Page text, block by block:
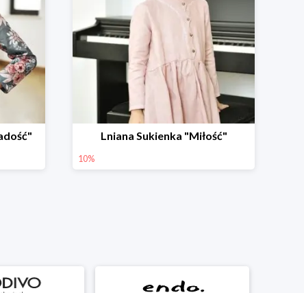
Lniana Sukienka "Miłość"
10%